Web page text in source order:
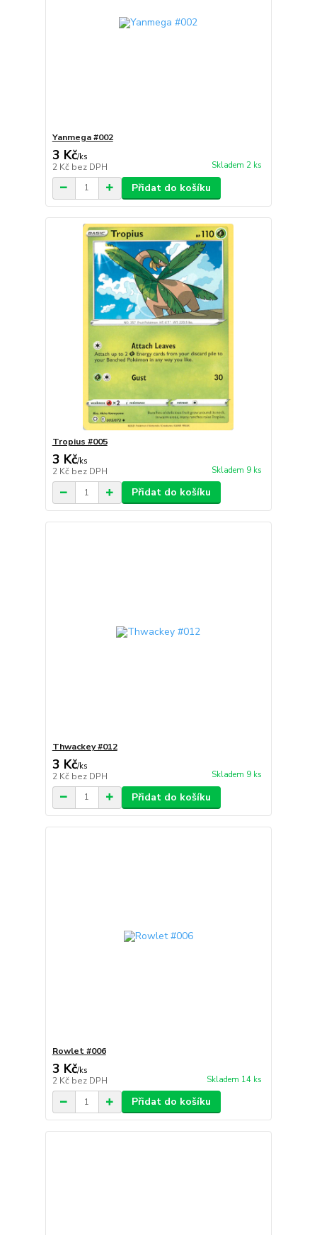
Yanmega #002
3 Kč/ks
2 Kč bez DPH Skladem 2 ks
Přidat do košíku
Tropius #005
3 Kč/ks
2 Kč bez DPH Skladem 9 ks
Přidat do košíku
Thwackey #012
3 Kč/ks
2 Kč bez DPH Skladem 9 ks
Přidat do košíku
Rowlet #006
3 Kč/ks
2 Kč bez DPH Skladem 14 ks
Přidat do košíku